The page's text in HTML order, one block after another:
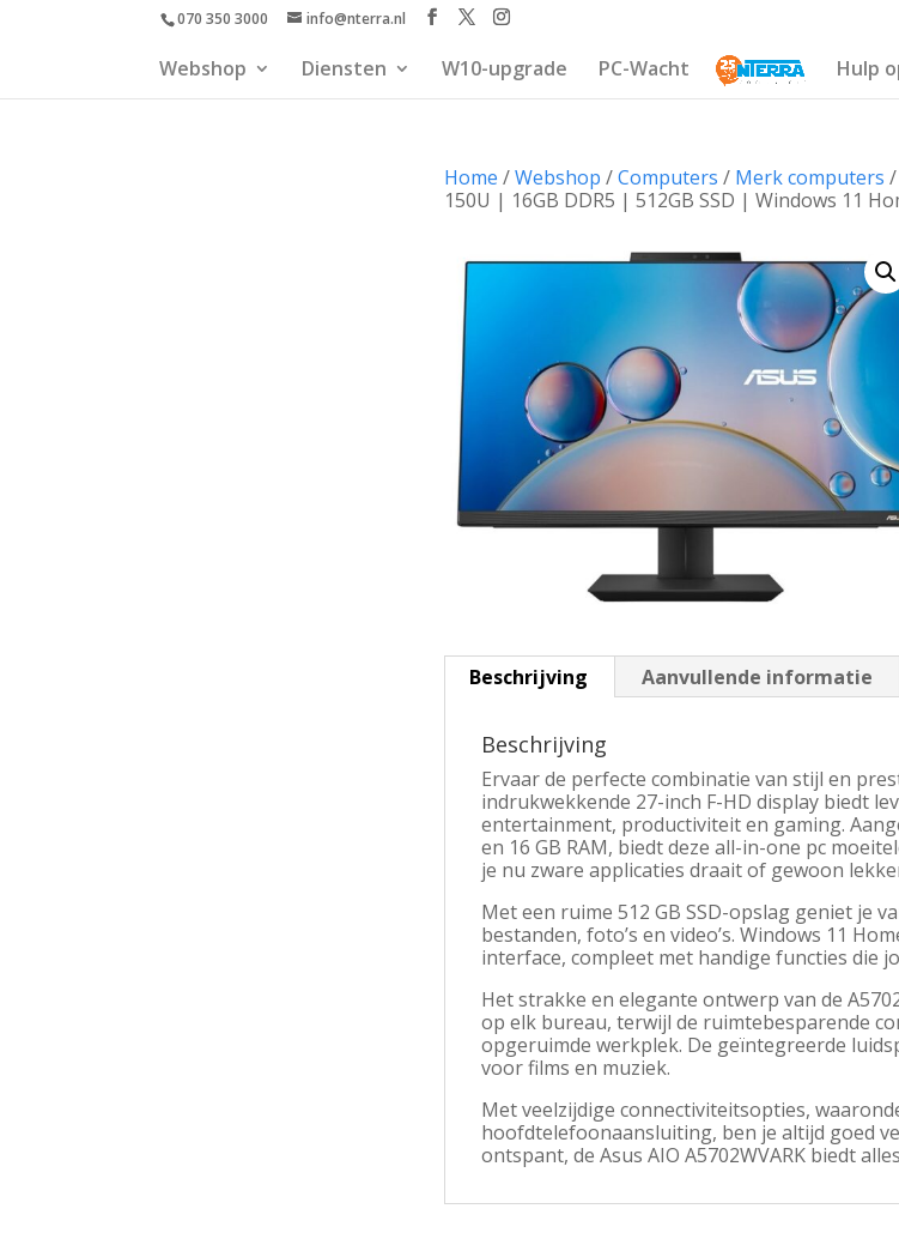
070 350 3000 info@nterra.nl
Webshop Diensten W10-upgrade PC-Wacht Hulp
Home /Webshop /Computers / Merk computers
150U | 16GB DDR5 | 512GB SSD | Windows 11
Beschrijving Aanvullende informatie
Beschrijving
Ervaar de perfecte combinatie van stijl en
indrukwekkende 27-inch F-HD display biedt
entertainment, productiviteit en gaming.
en 16 GB RAM, biedt deze all-in-one pc
je nu zware applicaties draait of gewoon
Met een ruime 512 GB SSD-opslag geniet je
bestanden, foto’s en video’s. Windows 11
interface, compleet met handige functies die
Het strakke en elegante ontwerp van de
op elk bureau, terwijl de ruimtebesparende
opgeruimde werkplek. De geïntegreerde
voor films en muziek.
Met veelzijdige connectiviteitsopties,
hoofdtelefoonaansluiting, ben je altijd goed
ontspant, de Asus AIO A5702WVARK biedt